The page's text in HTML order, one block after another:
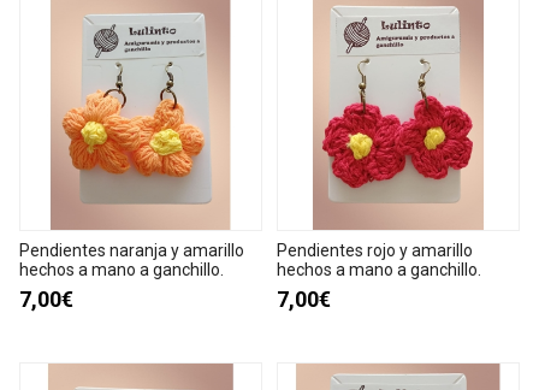
Pendientes naranja y amarillo
hechos a mano a ganchillo.
7,00€
Pendientes rojo y amarillo
hechos a mano a ganchillo.
7,00€